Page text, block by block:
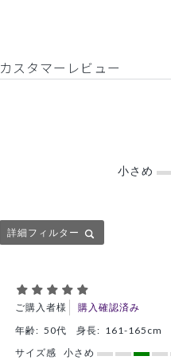
カスタマーレビュー
小さめ
詳細フィルター
ご購入者様 購入確認済み
年齢: 50代 身長: 161-165cm
サイズ感
小さめ